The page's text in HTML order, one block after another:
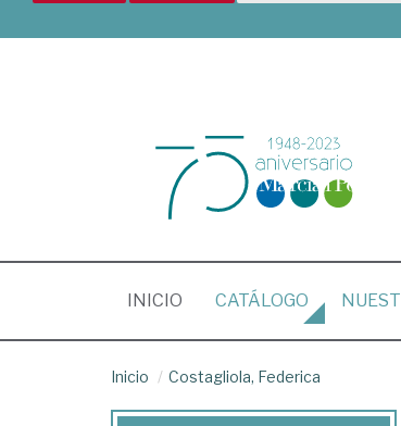
INICIO (CURRENT)
CATÁLOGO
Inicio Costagliola, Federica